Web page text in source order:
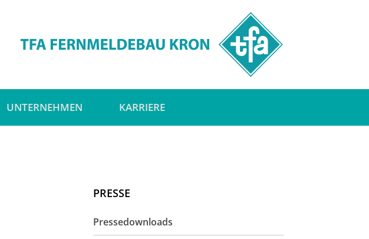
UNTERNEHMEN KARRIERE
PRESSE
Pressedownloads